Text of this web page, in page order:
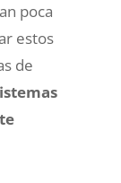
poca
estos
de